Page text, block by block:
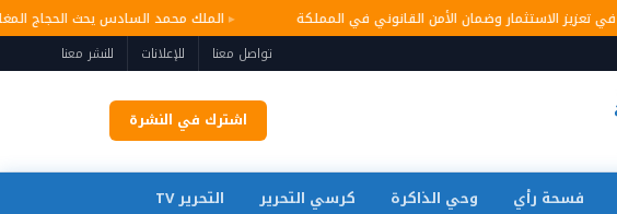
في تعزيز الاستثمار وضمان الأمن القانوني في المملكة
الملك محمد السادس يحث الحجاج
تواصل معنا للإعلانات للنشر معنا
اشترك في النشرة
فسحة رأي وحي الذاكرة كرسي التحرير التحرير TV